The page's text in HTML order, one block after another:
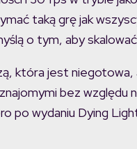
taką grę jak
o tym, aby
która jest niegotowa,
bez względu
po wydaniu Dying